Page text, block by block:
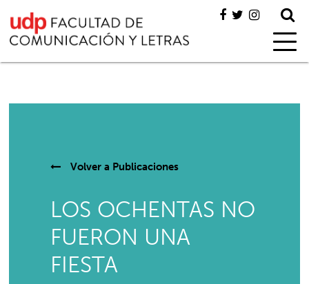
Volver a Publicaciones
LOS OCHENTAS NO
FUERON UNA
FIESTA